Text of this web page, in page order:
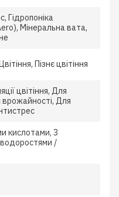
Гідропоніка
Мінеральна вата,
Пізнє цвітіння
цвітіння, Для
врожайності, Для
кислотами, З
/